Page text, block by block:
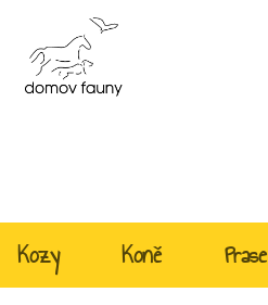
Kozy Koně Prase